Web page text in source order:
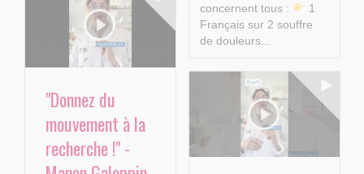
concernent tous :
1
Français sur 2 souffre
de douleurs...
"Donnez du
mouvement à la
recherche !" -